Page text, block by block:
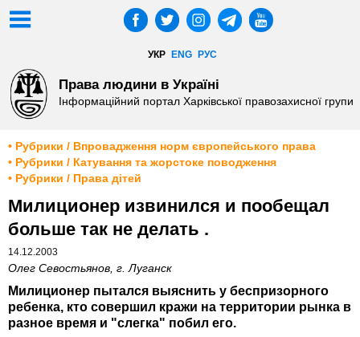
УКР ENG РУС
Права людини в Україні
Інформаційний портал Харківської правозахисної групи
• Рубрики / Впровадження норм європейського права
• Рубрики / Катування та жорстоке поводження
• Рубрики / Права дітей
Милиционер извинился и пообещал
больше так не делать .
14.12.2003
Олег Севостьянов, г. Луганск
Милиционер пытался выяснить у беспризорного
ребенка, кто совершил кражи на территории рынка в
разное время и "слегка" побил его.